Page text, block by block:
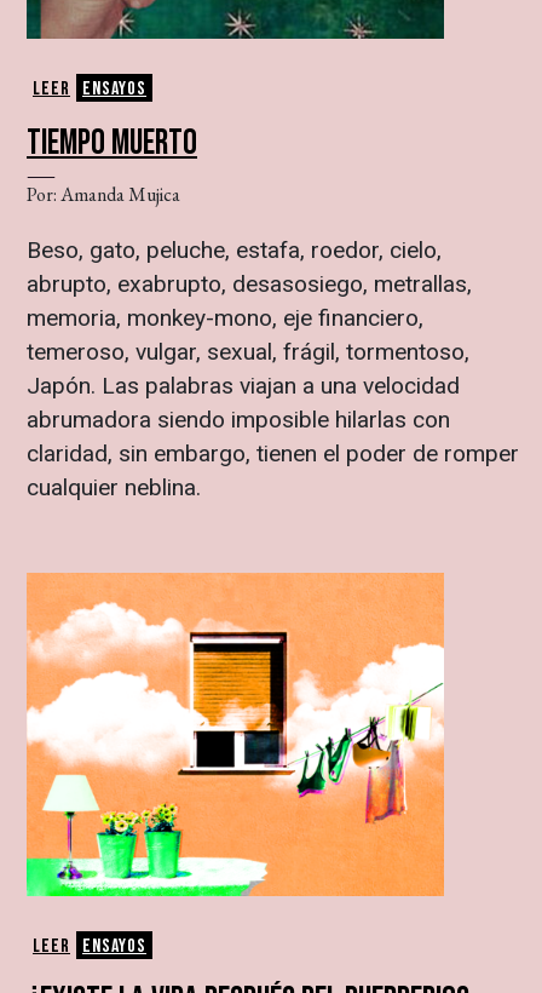
Leer Ensayos
TIEMPO MUERTO
Por: Amanda Mujica
Beso, gato, peluche, estafa, roedor, cielo,
abrupto, exabrupto, desasosiego, metrallas,
memoria, monkey-mono, eje financiero,
temeroso, vulgar, sexual, frágil, tormentoso,
Japón. Las palabras viajan a una velocidad
abrumadora siendo imposible hilarlas con
claridad, sin embargo, tienen el poder de romper
cualquier neblina.
Leer Ensayos